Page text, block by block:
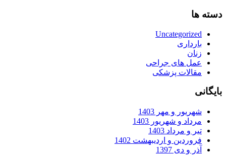
دسته ها
Uncategorized
بارداری
زنان
عمل های جراحی
مقالات پزشکی
بایگانی
شهریور و مهر 1403
مرداد و شهریور 1403
تیر و مرداد 1403
فروردین و اردیبهشت 1402
آذر و دی 1397